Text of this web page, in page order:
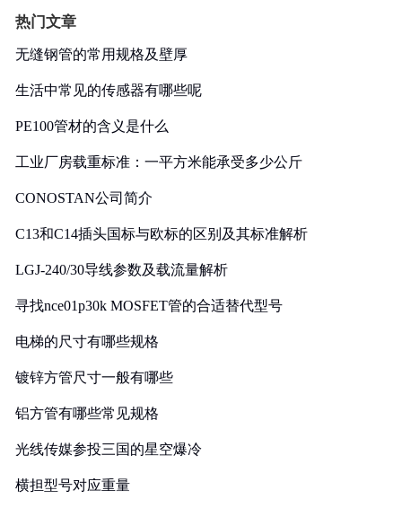
热门文章
无缝钢管的常用规格及壁厚
生活中常见的传感器有哪些呢
PE100管材的含义是什么
工业厂房载重标准：一平方米能承受多少公斤
CONOSTAN公司简介
C13和C14插头国标与欧标的区别及其标准解析
LGJ-240/30导线参数及载流量解析
寻找nce01p30k MOSFET管的合适替代型号
电梯的尺寸有哪些规格
镀锌方管尺寸一般有哪些
铝方管有哪些常见规格
光线传媒参投三国的星空爆冷
横担型号对应重量